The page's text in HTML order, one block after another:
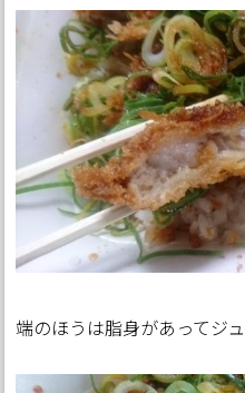
端のほうは脂身があってジ